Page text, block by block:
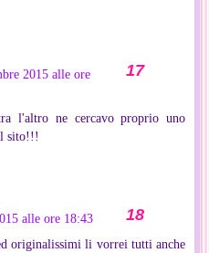
2015 alle ore
l'altro ne cercavo proprio uno
sito!!!
alle ore 18:43
originalissimi li vorrei tutti anche